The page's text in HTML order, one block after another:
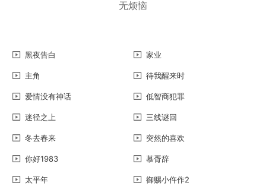
无烦恼
黑夜告白 家业
主角 待我醒来时
爱情没有神话 低智商犯罪
迷径之上 三线谜回
冬去春来 突然的喜欢
你好1983 慕胥辞
太平年 御赐小仵作2